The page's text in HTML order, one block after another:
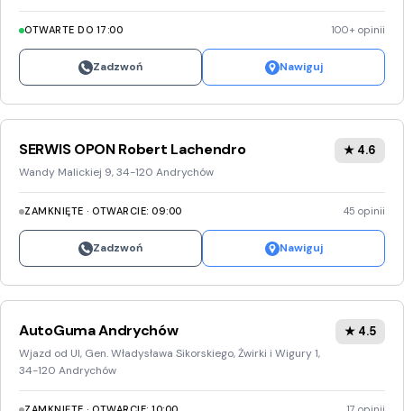
OTWARTE DO 17:00 100+ opinii
Zadzwoń Nawiguj
SERWIS OPON Robert Lachendro
Wandy Malickiej 9, 34-120 Andrychów
★ 4.6
ZAMKNIĘTE · OTWARCIE: 09:00 45 opinii
Zadzwoń Nawiguj
AutoGuma Andrychów
Wjazd od Ul, Gen. Władysława Sikorskiego, Żwirki i Wigury 1,
34-120 Andrychów
★ 4.5